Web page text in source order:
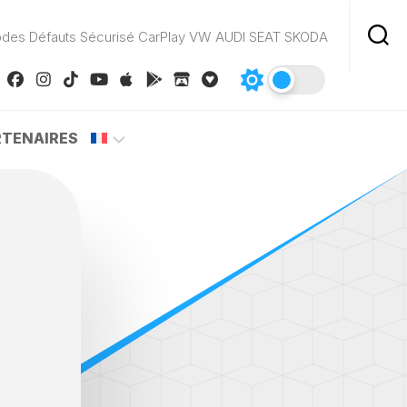
Défauts Sécurisé CarPlay VW AUDI SEAT SKODA